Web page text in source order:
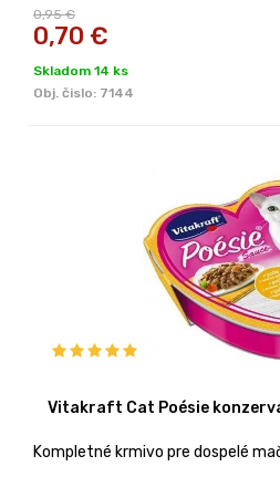
0,95 €
0,70 €
Skladom 14 ks
Obj. čislo: 7144
Vitakraft Cat Poésie
Kompletné krmivo pre dospelé